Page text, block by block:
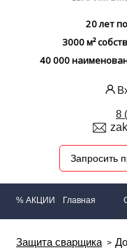
20 лет
3000 м²
40 000
8
Запросить
% АКЦИИ Главная
Защита сварщика